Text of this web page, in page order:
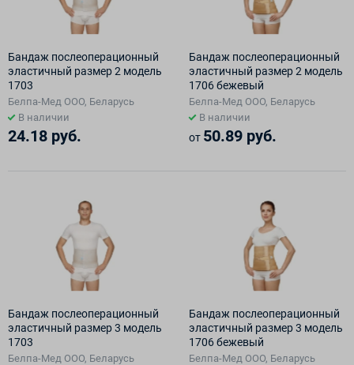
Бандаж послеоперационный
эластичный размер 2 модель
1703
Белпа-Мед ООО, Беларусь
В наличии
24.18 руб.
Бандаж послеоперационный
эластичный размер 2 модель
1706 бежевый
Белпа-Мед ООО, Беларусь
В наличии
от 50.89 руб.
Бандаж послеоперационный
эластичный размер 3 модель
1703
Белпа-Мед ООО, Беларусь
Бандаж послеоперационный
эластичный размер 3 модель
1706 бежевый
Белпа-Мед ООО, Беларусь